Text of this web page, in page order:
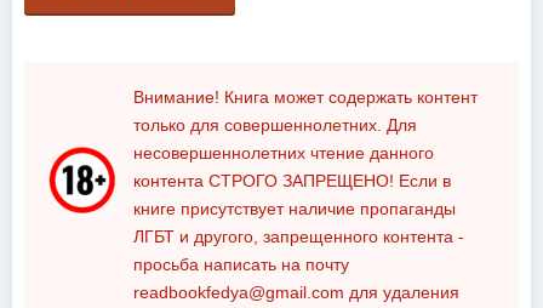
Внимание! Книга может содержать контент
только для совершеннолетних. Для
несовершеннолетних чтение данного
контента СТРОГО ЗАПРЕЩЕНО! Если в
книге присутствует наличие пропаганды
ЛГБТ и другого, запрещенного контента -
просьба написать на почту
readbookfedya@gmail.com для удаления